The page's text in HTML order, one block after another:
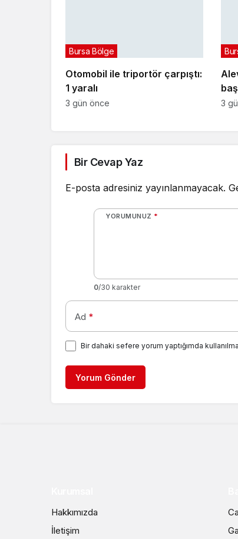
Otomobil ile triportör çarpıştı:
1 yaralı
Bursa Bölge
3 gün önce 3
Bir Cevap Yaz
E-posta adresiniz yayınlanmayacak.
YORUMUNUZ *
0/30 karakter
Ad *
Bir dahaki sefere yorum yaptığımda
Yorum Gönder
Hakkımızda
İletişim